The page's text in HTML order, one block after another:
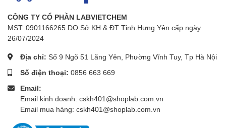
CÔNG TY CỔ PHẦN LABVIETCHEM
MST: 0901166265 DO Sở KH & ĐT Tỉnh Hưng Yên cấp ngày
26/07/2024
Địa chỉ: Số 9 Ngõ 51 Lãng Yên, Phường Vĩnh Tuy, Tp Hà Nội
Số điện thoại: 0856 663 669
Email:
Email kinh doanh: cskh401@shoplab.com.vn
Email mua hàng: cskh401@shoplab.com.vn